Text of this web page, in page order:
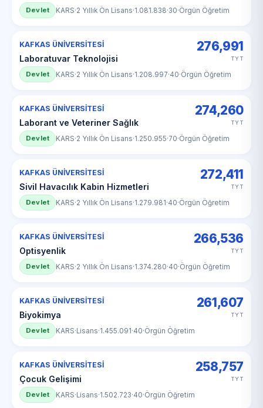
Devlet KARS·2 Yıllık Ön Lisans·1.081.838·30·Örgün Öğretim
KAFKAS ÜNİVERSİTESİ
Laboratuvar Teknolojisi
276,991
TYT
Devlet KARS·2 Yıllık Ön Lisans·1.208.997·40·Örgün Öğretim
KAFKAS ÜNİVERSİTESİ
Laborant ve Veteriner Sağlık
274,260
TYT
Devlet KARS·2 Yıllık Ön Lisans·1.250.955·70·Örgün Öğretim
KAFKAS ÜNİVERSİTESİ
Sivil Havacılık Kabin Hizmetleri
272,411
TYT
Devlet KARS·2 Yıllık Ön Lisans·1.279.981·40·Örgün Öğretim
KAFKAS ÜNİVERSİTESİ
Optisyenlik
266,536
TYT
Devlet KARS·2 Yıllık Ön Lisans·1.374.280·40·Örgün Öğretim
KAFKAS ÜNİVERSİTESİ
Biyokimya
261,607
TYT
Devlet KARS·Lisans·1.455.091·40·Örgün Öğretim
KAFKAS ÜNİVERSİTESİ
Çocuk Gelişimi
258,757
TYT
Devlet KARS·Lisans·1.502.723·40·Örgün Öğretim